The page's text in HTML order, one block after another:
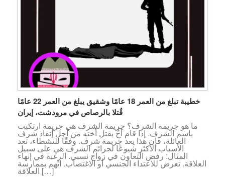
خطيبة تبلغ من العمر 18 عامًا وشقيق يبلغ من العمر 22 عامًا
قُتلا بالرصاص في مرودشت، إيران
ما هو جريمة الشرف؟ جريمة الشرف هي جريمة ارتكبت
باسم الشرف. إذا قام أخٌ بقتل أخته من أجل إنقاذ شرف
العائلة، فإن هذا يعد جريمة شرف. وفقًا للنشطاء، تعد
الأسباب الأكثر شيوعًا لجرائم الشرف هي على سبيل
المثال: رفض التعاون في زواج نسبي. الرغبة في إنهاء
العلاقة. تعرض للاعتداء الجنسي أو الاغتصاب. اتُهم بممارسة
العلاقة […]